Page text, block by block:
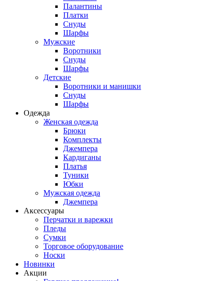
Палантины
Платки
Снуды
Шарфы
Мужские
Воротники
Снуды
Шарфы
Детские
Воротники и манишки
Снуды
Шарфы
Одежда
Женская одежда
Брюки
Комплекты
Джемпера
Кардиганы
Платья
Туники
Юбки
Мужская одежда
Джемпера
Аксессуары
Перчатки и варежки
Пледы
Сумки
Торговое оборудование
Носки
Новинки
Акции